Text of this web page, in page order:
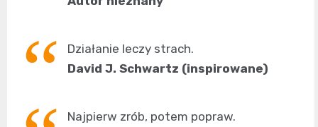
Działanie leczy strach.
David J. Schwartz (inspirowane)
Najpierw zrób, potem popraw.